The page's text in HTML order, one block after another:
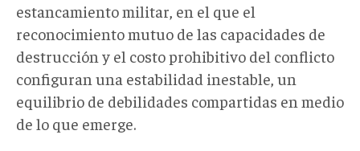
estancamiento militar, en el que el
reconocimiento mutuo de las capacidades de
destrucción y el costo prohibitivo del conflicto
configuran una estabilidad inestable, un
equilibrio de debilidades compartidas en medio
de lo que emerge.